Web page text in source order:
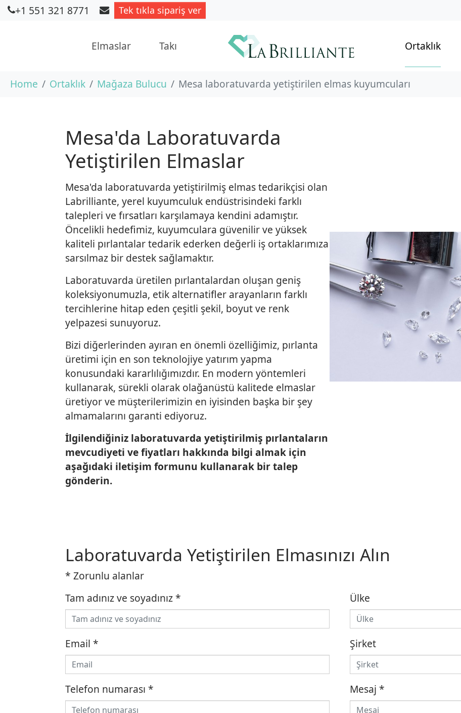
Skip to main content
+1 551 321 8771 Tek tıkla sipariş ver
Elmaslar Takı Ortaklık
You are here:
Home Ortaklık Mağaza Bulucu Mesa laboratuvarda yetiştirilen elmas kuyumcuları
Mesa'da Laboratuvarda
Yetiştirilen Elmaslar
Mesa'da laboratuvarda yetiştirilmiş elmas tedarikçisi olan
Labrilliante, yerel kuyumculuk endüstrisindeki farklı
talepleri ve fırsatları karşılamaya kendini adamıştır.
Öncelikli hedefimiz, kuyumculara güvenilir ve yüksek
kaliteli pırlantalar tedarik ederken değerli iş ortaklarımıza
sarsılmaz bir destek sağlamaktır.
Laboratuvarda üretilen pırlantalardan oluşan geniş
koleksiyonumuzla, etik alternatifler arayanların farklı
tercihlerine hitap eden çeşitli şekil, boyut ve renk
yelpazesi sunuyoruz.
Bizi diğerlerinden ayıran en önemli özelliğimiz, pırlanta
üretimi için en son teknolojiye yatırım yapma
konusundaki kararlılığımızdır. En modern yöntemleri
kullanarak, sürekli olarak olağanüstü kalitede elmaslar
üretiyor ve müşterilerimizin en iyisinden başka bir şey
almamalarını garanti ediyoruz.
İlgilendiğiniz laboratuvarda yetiştirilmiş pırlantaların
mevcudiyeti ve fiyatları hakkında bilgi almak için
aşağıdaki iletişim formunu kullanarak bir talep
gönderin.
Laboratuvarda Yetiştirilen Elmasınızı Alın
* Zorunlu alanlar
Tam adınız ve soyadınız*
Email *
Telefon numarası *
Ülke
Şirket
Mesaj *